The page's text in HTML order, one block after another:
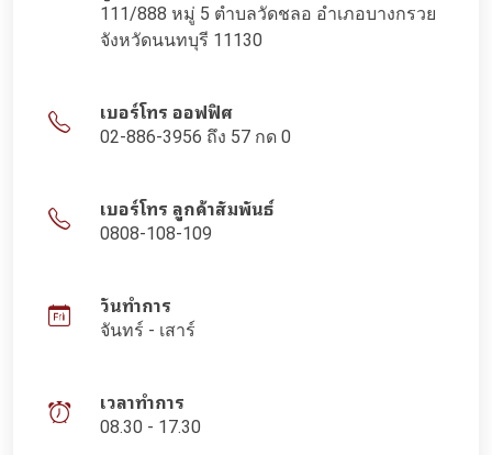
111/888 หมู่ 5 ตำบลวัดชลอ อำเภอบางกรวย
จังหวัดนนทบุรี 11130
เบอร์โทร ออฟฟิศ
02-886-3956 ถึง 57 กด 0
เบอร์โทร ลูกค้าสัมพันธ์
0808-108-109
วันทำการ
จันทร์ - เสาร์
เวลาทำการ
08.30 - 17.30